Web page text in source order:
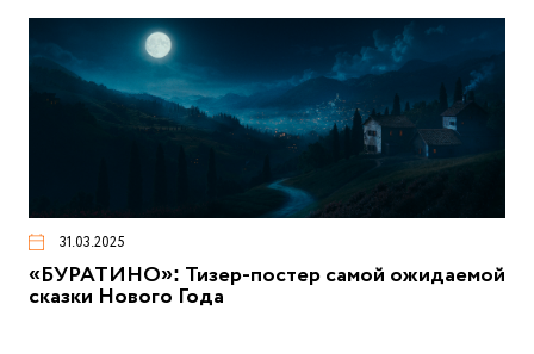
31.03.2025
«БУРАТИНО»: Тизер-постер самой ожидаемой
сказки Нового Года